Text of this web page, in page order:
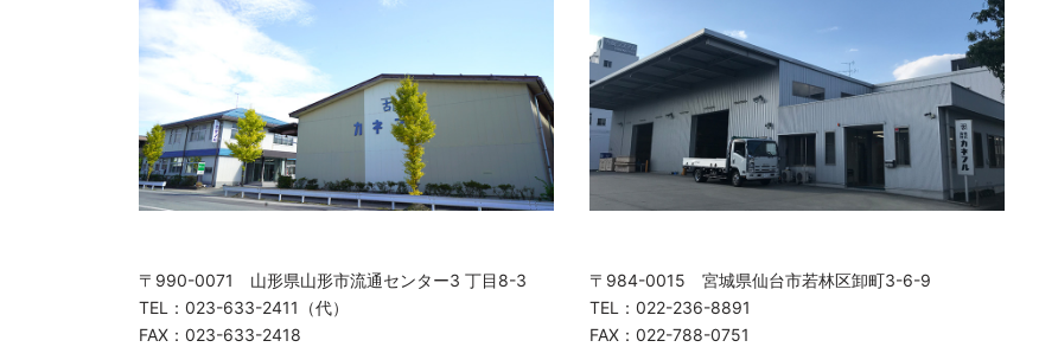
〒990-0071 山形県山形市流通センター3 丁目8-3
TEL：023-633-2411（代）
FAX：023-633-2418
〒984-0015 宮城県仙台市若林区卸町3-6-9
TEL：022-236-8891
FAX：022-788-0751